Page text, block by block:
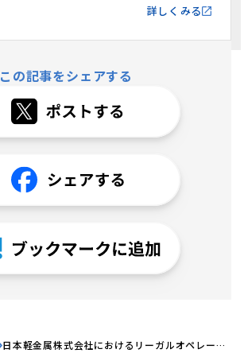
詳しくみる
この記事をシェアする
日本軽金属株式会社におけるリーガルオペレーシ